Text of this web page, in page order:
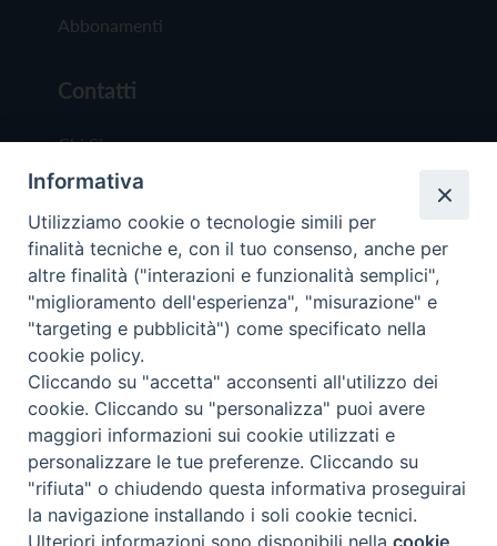
Abbonamenti
Contatti
Chi Siamo
Redazione
Scrivici
Copyright © 2019 - Tutti i diritti riservati - Vita
Trentina Editrice
Privacy Policy
Torna
Informativa
Utilizziamo cookie o tecnologie simili per
finalità tecniche e, con il tuo consenso, anche per
altre finalità ("interazioni e funzionalità semplici",
"miglioramento dell'esperienza", "misurazione" e
"targeting e pubblicità") come specificato nella
cookie policy.
Cliccando su "accetta" acconsenti all'utilizzo dei
cookie. Cliccando su "personalizza" puoi avere
maggiori informazioni sui cookie utilizzati e
personalizzare le tue preferenze. Cliccando su
"rifiuta" o chiudendo questa informativa proseguirai
la navigazione installando i soli cookie tecnici.